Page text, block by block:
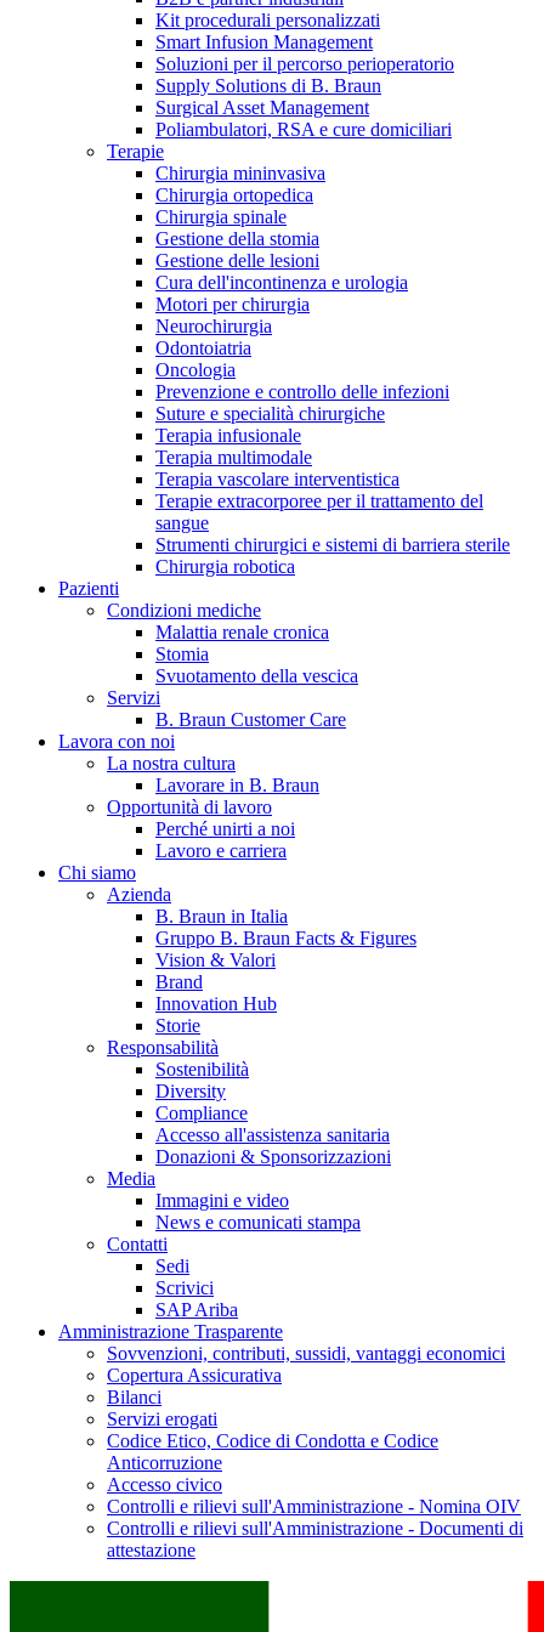
Catalogo prodotti
Trova il prodotto che stai cercando. Visita il catalogo B.
Braun con il nostro portfolio completo.
Hai domande o richieste? Scrivici per entrare subito in
contatto con un nostro referente.
B. Braun in Italia
Scopri chi siamo ed entra nel mondo di B. Braun in Italia: 4
sedi, 4 aziende, più di 700 dipendenti e un Centro di
Eccellenza a livello globale.
Kit procedurali personalizzati
Smart Infusion Management
Soluzioni per il percorso perioperatorio
Supply Solutions di B. Braun
Surgical Asset Management
Poliambulatori, RSA e cure domiciliari
Terapie
Chirurgia mininvasiva
Chirurgia ortopedica
Chirurgia spinale
Gestione della stomia
Gestione delle lesioni
Cura dell'incontinenza e urologia
Motori per chirurgia
Neurochirurgia
Odontoiatria
Oncologia
Prevenzione e controllo delle infezioni
Suture e specialità chirurgiche
Terapia infusionale
Terapia multimodale
Terapia vascolare interventistica
Terapie extracorporee per il trattamento del
sangue
Strumenti chirurgici e sistemi di barriera sterile
Chirurgia robotica
Pazienti
Condizioni mediche
Malattia renale cronica
Stomia
Svuotamento della vescica
Servizi
B. Braun Customer Care
Lavora con noi
La nostra cultura
Lavorare in B. Braun
Opportunità di lavoro
Perché unirti a noi
Lavoro e carriera
Chi siamo
Azienda
B. Braun in Italia
Gruppo B. Braun Facts & Figures
Vision & Valori
Brand
Innovation Hub
Storie
Responsabilità
Sostenibilità
Diversity
Compliance
Accesso all'assistenza sanitaria
Donazioni & Sponsorizzazioni
Media
Immagini e video
News e comunicati stampa
Contatti
Sedi
Scrivici
SAP Ariba
Amministrazione Trasparente
Sovvenzioni, contributi, sussidi, vantaggi economici
Copertura Assicurativa
Bilanci
Servizi erogati
Codice Etico, Codice di Condotta e Codice
Anticorruzione
Accesso civico
Controlli e rilievi sull'Amministrazione - Nomina OIV
Controlli e rilievi sull'Amministrazione - Documenti di
attestazione